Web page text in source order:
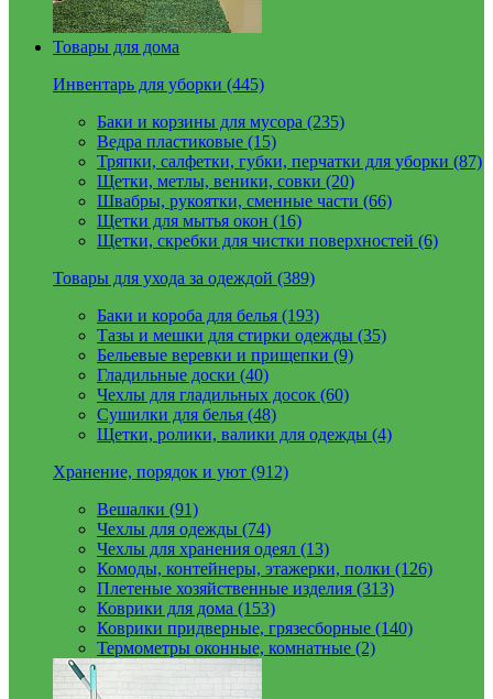
Товары для дома
Инвентарь для уборки (445)
Баки и корзины для мусора (235)
Ведра пластиковые (15)
Тряпки, салфетки, губки, перчатки для уборки (87)
Щетки, метлы, веники, совки (20)
Швабры, рукоятки, сменные части (66)
Щетки для мытья окон (16)
Щетки, скребки для чистки поверхностей (6)
Товары для ухода за одеждой (389)
Баки и короба для белья (193)
Тазы и мешки для стирки одежды (35)
Бельевые веревки и прищепки (9)
Гладильные доски (40)
Чехлы для гладильных досок (60)
Сушилки для белья (48)
Щетки, ролики, валики для одежды (4)
Хранение, порядок и уют (912)
Вешалки (91)
Чехлы для одежды (74)
Чехлы для хранения одеял (13)
Комоды, контейнеры, этажерки, полки (126)
Плетеные хозяйственные изделия (313)
Коврики для дома (153)
Коврики придверные, грязесборные (140)
Термометры оконные, комнатные (2)